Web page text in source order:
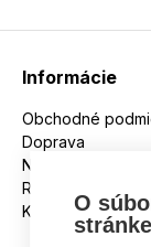
Informácie
Obchodné
Doprava
Nakupujeme na
Reklamácie
KontaktO
stránke